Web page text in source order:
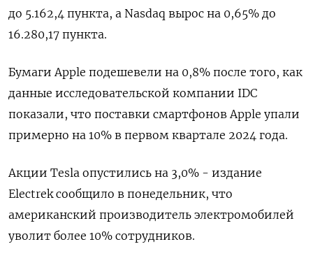
до 5.162,4​ пункта, а Nasdaq вырос на 0,65% до
16.280,17 пункта.
Бумаги Apple подешевели на 0,8% после того, как
данные исследовательской компании IDC
показали, что поставки смартфонов Apple упали
примерно на 10% в первом квартале 2024 года.
Акции Tesla опустились на 3,0% - издание
Electrek сообщило в понедельник, что
американский производитель электромобилей
уволит более 10% сотрудников.